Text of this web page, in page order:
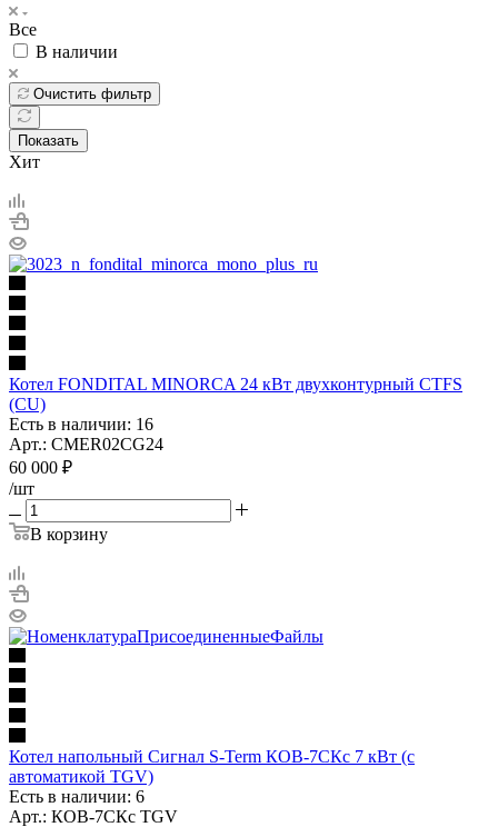
Все
В наличии
Очистить фильтр
Показать
Хит
Котел FONDITAL MINORCA 24 кВт двухконтурный CTFS
(CU)
Есть в наличии: 16
Арт.: CMER02CG24
60 000 ₽
/шт
В корзину
Котел напольный Сигнал S-Term КОВ-7СКс 7 кВт (с
автоматикой TGV)
Есть в наличии: 6
Арт.: КОВ-7СКс TGV